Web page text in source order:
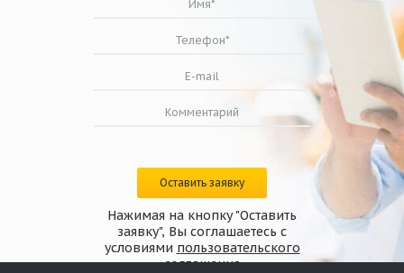
Оставить заявку
Нажимая на кнопку "Оставить
заявку", Вы соглашаетесь с
условиями пользовательского
соглашения